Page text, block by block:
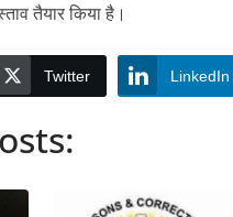
तैयार किया है।
Twitter LinkedIn